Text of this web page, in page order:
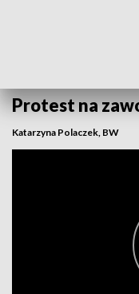
Protest na
Katarzyna Polaczek, BW